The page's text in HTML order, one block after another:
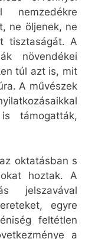
nemzedékre
ne öljenek, ne
tisztaságát. A
növendékei
túl azt is, mit
A művészek
támogatták,
oktatásban s
hoztak. A
jelszavával
egyre
feltétlen
a